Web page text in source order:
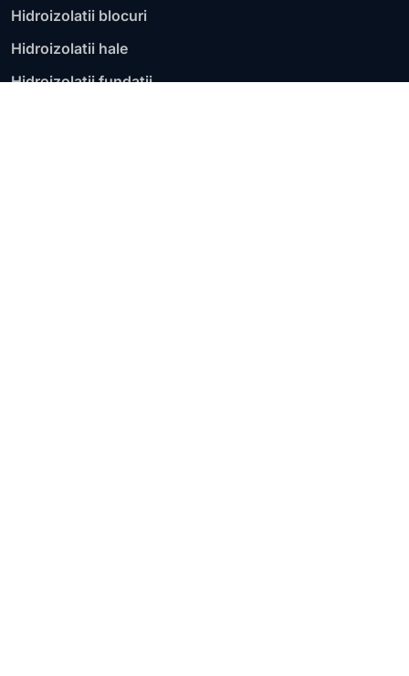
Hidroizolatii blocuri
Hidroizolatii hale
Hidroizolatii fundatii